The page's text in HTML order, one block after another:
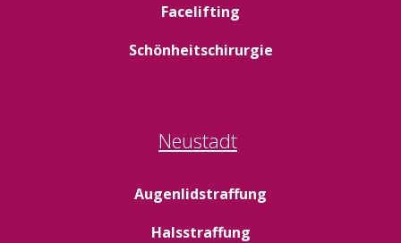
Facelifting
Schönheitschirurgie
Neustadt
Augenlidstraffung
Halsstraffung